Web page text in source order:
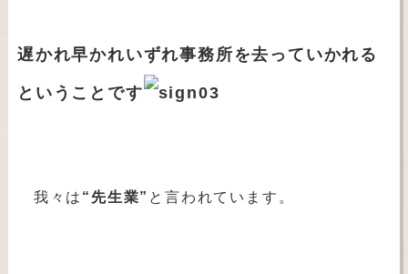
遅かれ早かれいずれ事務所を去っていかれる
ということです
我々は “先生業” と言われています。